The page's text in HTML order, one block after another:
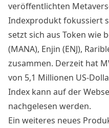
veröffentlichten
Indexprodukt fokussiert
setzt sich aus Token wie
(MANA), Enjin (ENJ),
zusammen. Derzeit hat
von 5,1 Millionen US-
Index kann auf der
nachgelesen werden.
Ein weiteres neues